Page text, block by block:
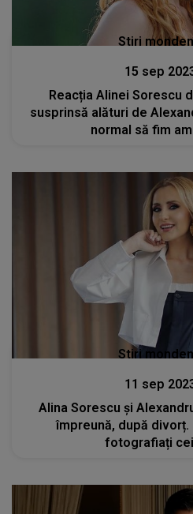
Stiri
15 sep
Reacția Alinei Sorescu
susprinsă alături de
normal să fim
Stiri
11 sep
Alina Sorescu și
împreună, după divorț.
fotografiați